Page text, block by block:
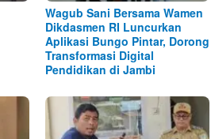
Wagub Sani Bersama Wamen
Dikdasmen RI Luncurkan
Aplikasi Bungo Pintar, Dorong
Transformasi Digital
Pendidikan di Jambi